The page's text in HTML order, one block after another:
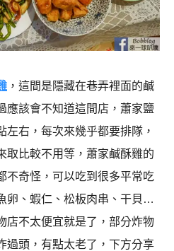
，這間是隱藏在巷弄裡面的鹹
應該會不知道這間店，蕭家鹽
左右，每次來幾乎都要排隊，
取比較不用等，蕭家鹹酥雞的
不奇怪，可以吃到很多平常吃
卵、蝦仁、松板肉串、干貝…
店不太便宜就是了，部分炸物
過頭，有點太老了，下方分享